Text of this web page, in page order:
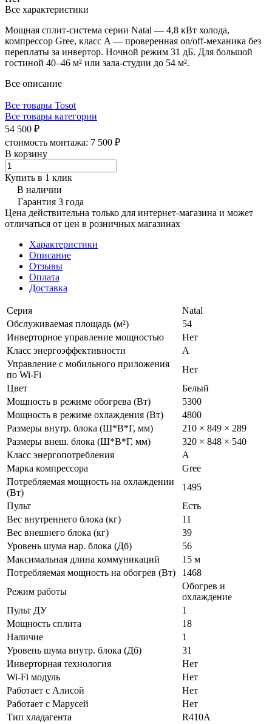
Все характеристики
Мощная сплит-система серии Natal — 4,8 кВт холода,
компрессор Gree, класс A — проверенная on/off-механика без
переплаты за инвертор. Ночной режим 31 дБ. Для большой
гостиной 40–46 м² или зала-студии до 54 м².
Все описание
Все товары Tosot
Все товары категории
54 500 ₽
стоимость монтажа: 7 500 ₽
В корзину
Купить в 1 клик
В наличии
Гарантия 3 года
Цена действительна только для интернет-магазина и может
отличаться от цен в розничных магазинах
Характеристики
Описание
Отзывы
Оплата
Доставка
Серия
Natal
Обслуживаемая площадь (м²)
54
Инверторное управление мощностью
Нет
Класс энергоэффективности
A
Управление c мобильного приложения
по Wi-Fi
Нет
Цвет
Белый
Мощность в режиме обогрева (Вт)
5300
Мощность в режиме охлаждения (Вт)
4800
Размеры внутр. блока (Ш*В*Г, мм)
210 × 849 × 289
Размеры внеш. блока (Ш*В*Г, мм)
320 × 848 × 540
Класс энергопотребления
A
Марка компрессора
Gree
Потребляемая мощность на охлаждении
(Вт)
1495
Пульт
Есть
Вес внутреннего блока (кг)
11
Вес внешнего блока (кг)
39
Уровень шума нар. блока (Дб)
56
Максимальная длина коммуникаций
15 м
Потребляемая мощность на обогрев (Вт)
1468
Режим работы
Обогрев и
охлаждение
Пульт ДУ
1
Мощность сплита
18
Наличие
1
Уровень шума внутр. блока (Дб)
31
Инверторная технология
Нет
Wi-Fi модуль
Нет
Работает с Алисой
Нет
Работает с Марусей
Нет
Тип хладагента
R410A